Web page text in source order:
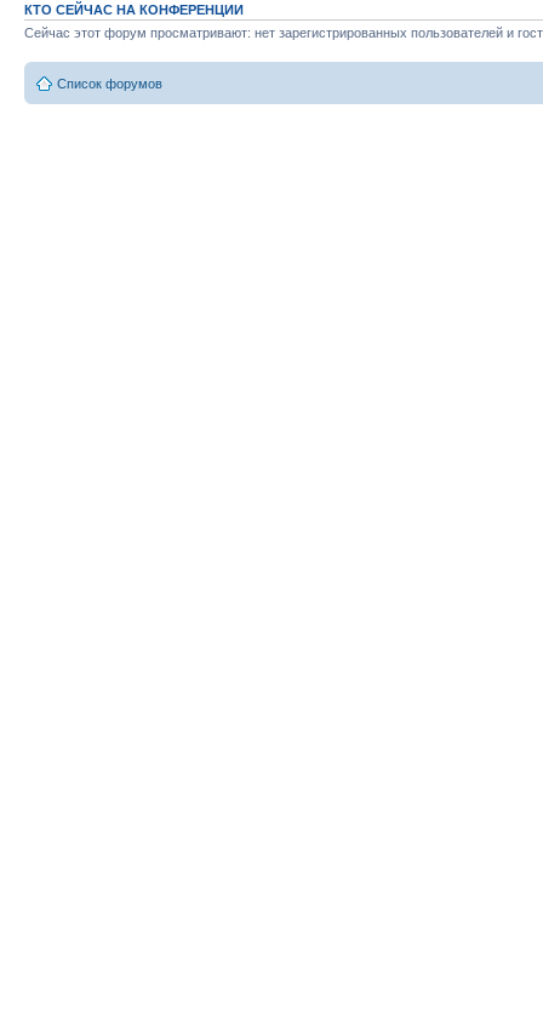
КТО СЕЙЧАС НА КОНФЕРЕНЦИИ
Сейчас этот форум просматривают: нет зарегистрированных пользователей и
Список форумов